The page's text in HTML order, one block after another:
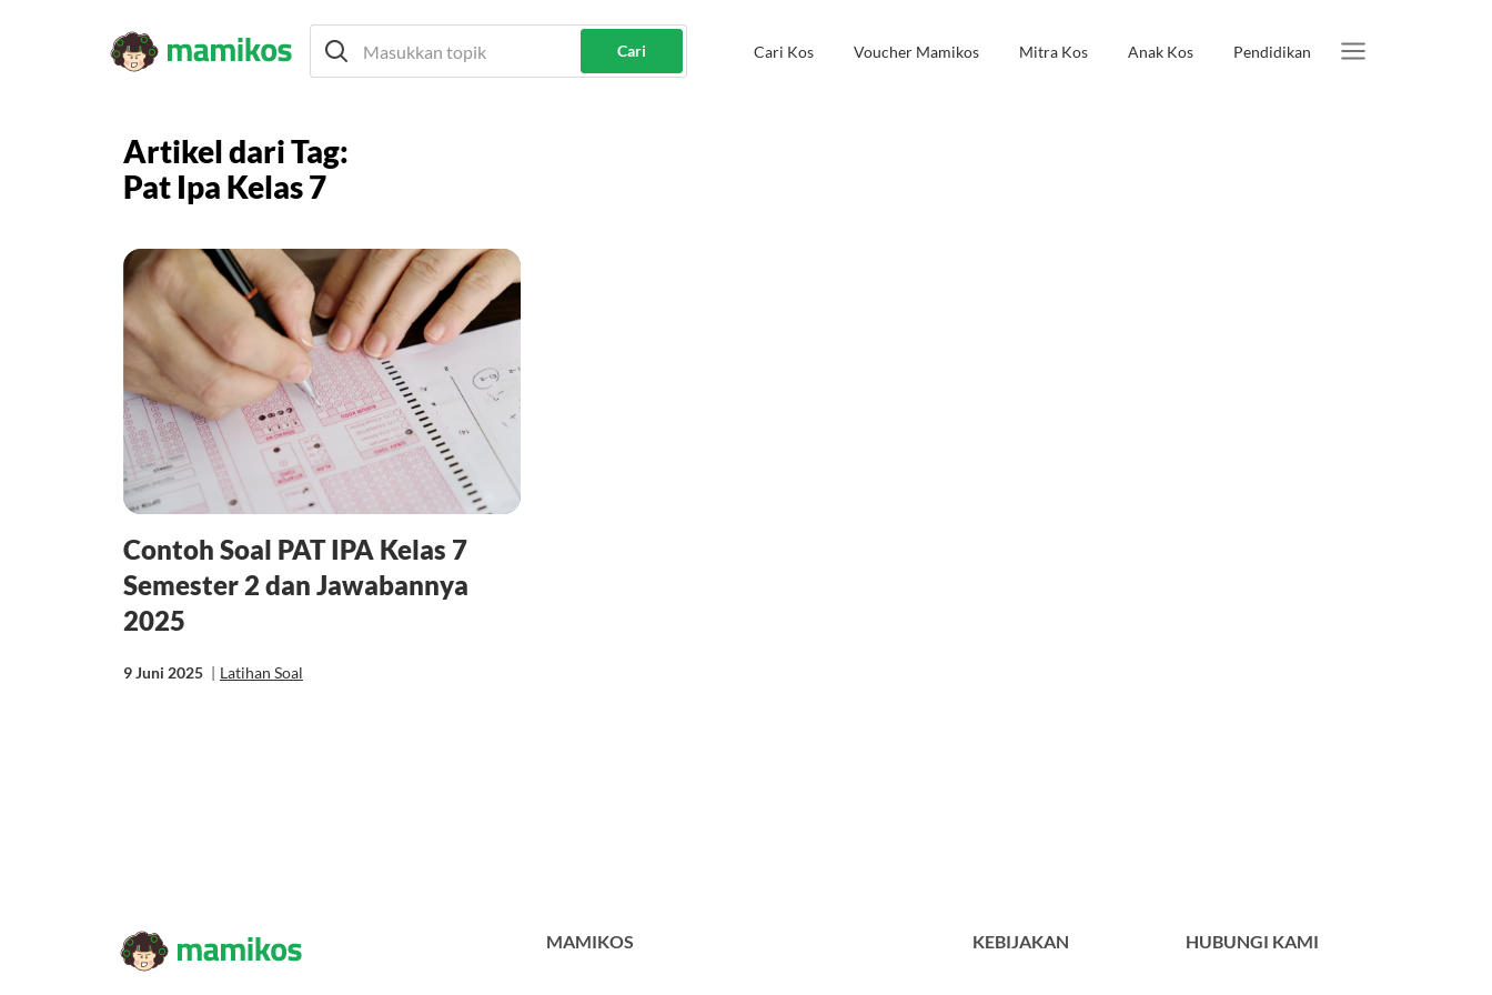
Cari Cari Kos Voucher Mamikos Mitra Kos Anak Kos Pendidikan
Artikel dari Tag:
Pat Ipa Kelas 7
Contoh Soal PAT IPA Kelas 7
Semester 2 dan Jawabannya
2025
9 Juni 2025 | Latihan Soal
MAMIKOS KEBIJAKAN HUBUNGI KAMI